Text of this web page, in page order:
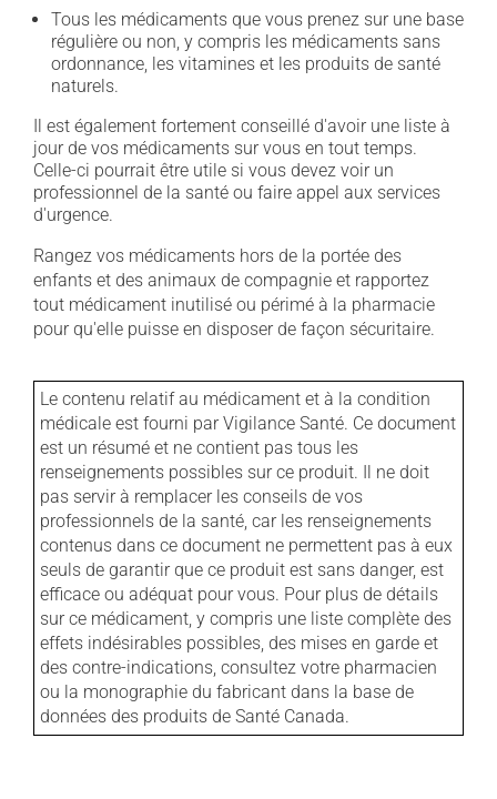
Tous les médicaments que vous prenez sur une base
régulière ou non, y compris les médicaments sans
ordonnance, les vitamines et les produits de santé
naturels.
Il est également fortement conseillé d'avoir une liste à
jour de vos médicaments sur vous en tout temps.
Celle-ci pourrait être utile si vous devez voir un
professionnel de la santé ou faire appel aux services
d'urgence.
Rangez vos médicaments hors de la portée des
enfants et des animaux de compagnie et rapportez
tout médicament inutilisé ou périmé à la pharmacie
pour qu'elle puisse en disposer de façon sécuritaire.
Le contenu relatif au médicament et à la condition
médicale est fourni par Vigilance Santé. Ce document
est un résumé et ne contient pas tous les
renseignements possibles sur ce produit. Il ne doit
pas servir à remplacer les conseils de vos
professionnels de la santé, car les renseignements
contenus dans ce document ne permettent pas à eux
seuls de garantir que ce produit est sans danger, est
efficace ou adéquat pour vous. Pour plus de détails
sur ce médicament, y compris une liste complète des
effets indésirables possibles, des mises en garde et
des contre-indications, consultez votre pharmacien
ou la monographie du fabricant dans la base de
données des produits de Santé Canada.